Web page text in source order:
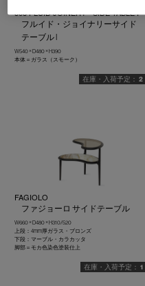
508 FLUID JOINERY - SIDE TABLE I
フルイド・ジョイナリーサイド
テーブル I
W540 × D480 × H390
本体＝ガラス（スモーク）
2
FAGIOLO
ファジョーロ サイドテーブル
W660 × D480 × H310/520
上段：4mm厚ガラス・ブロンズ
下段：マーブル・カラカッタ
脚部＝モカ色染色塗装仕上
1